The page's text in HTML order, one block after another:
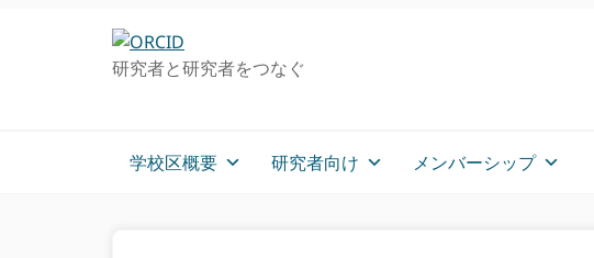
研究者と研究者をつなぐ
学校区概要 研究者向け メンバーシップ